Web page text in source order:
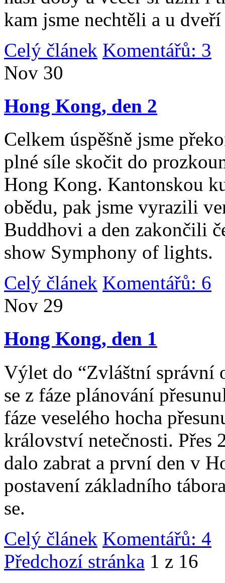
kam jsme nechtěli a u
Celý článek Komentářů: 3
Nov 30
Hong Kong, den 2
Celkem úspěšně jsme
plné síle skočit do
Hong Kong. Kantonskou
obědu, pak jsme vyrazili
Buddhovi a den zakončili
show Symphony of lights.
Celý článek Komentářů: 6
Nov 29
Hong Kong, den 1
Výlet do “Zvláštní správní
se z fáze plánování
fáze veselého hocha
království netečnosti. Přes
dalo zabrat a první den v
postavení základního
se.
Celý článek Komentářů: 4
Předchozí stránka 1 z 16